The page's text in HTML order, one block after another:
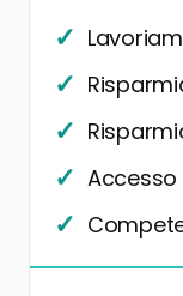
Accesso